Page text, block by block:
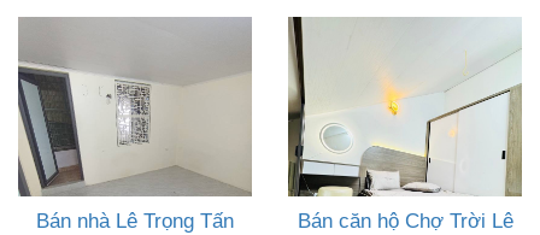
Bán nhà Lê Trọng Tấn
Bán căn hộ Chợ Trời Lê